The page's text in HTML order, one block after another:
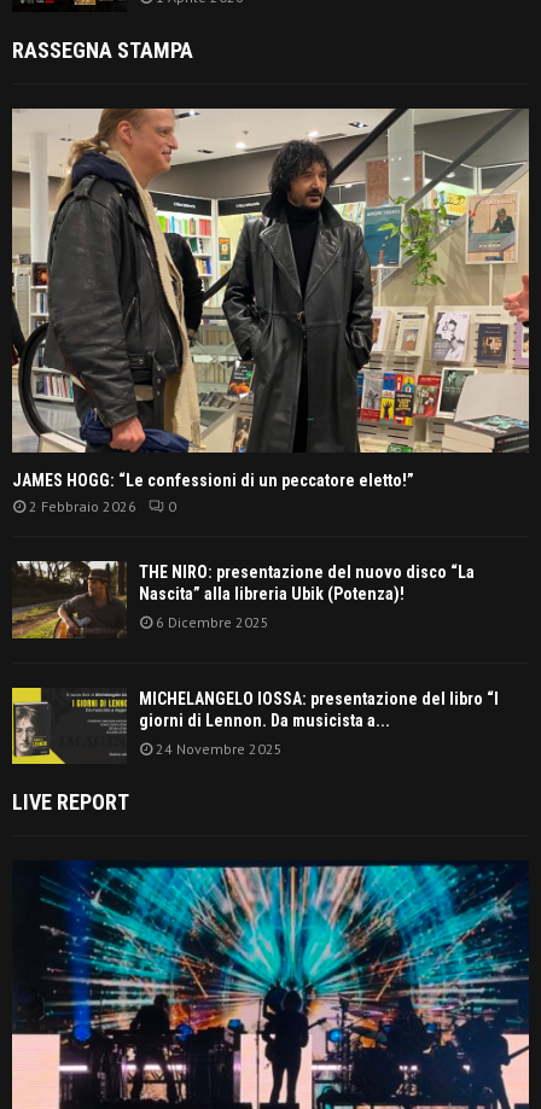
RASSEGNA STAMPA
JAMES HOGG: “Le confessioni di un peccatore eletto!”
2 Febbraio 2026 0
THE NIRO: presentazione del nuovo disco “La
Nascita” alla libreria Ubik (Potenza)!
6 Dicembre 2025
MICHELANGELO IOSSA: presentazione del libro “I
giorni di Lennon. Da musicista a...
24 Novembre 2025
LIVE REPORT